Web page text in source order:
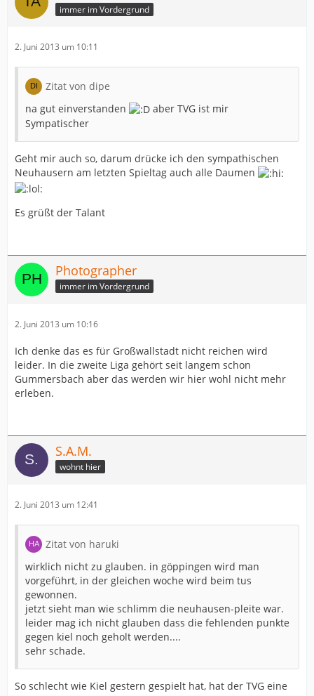
immer im Vordergrund
2. Juni 2013 um 10:11
Zitat von dipe
na gut einverstanden
aber TVG ist mir
Sympatischer
Geht mir auch so, darum drücke ich den sympathischen
Neuhausern am letzten Spieltag auch alle Daumen
Es grüßt der Talant
Photographer
immer im Vordergrund
2. Juni 2013 um 10:16
Ich denke das es für Großwallstadt nicht reichen wird
leider. In die zweite Liga gehört seit langem schon
Gummersbach aber das werden wir hier wohl nicht mehr
erleben.
S.A.M.
wohnt hier
2. Juni 2013 um 12:41
Zitat von haruki
wirklich nicht zu glauben. in göppingen wird man
vorgeführt, in der gleichen woche wird beim tus
gewonnen.
jetzt sieht man wie schlimm die neuhausen-pleite war.
leider mag ich nicht glauben dass die fehlenden punkte
gegen kiel noch geholt werden....
sehr schade.
So schlecht wie Kiel gestern gespielt hat, hat der TVG eine